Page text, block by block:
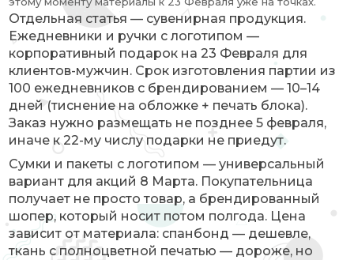
Отдельная статья — сувенирная продукция.
Ежедневники и ручки с логотипом —
корпоративный подарок на 23 Февраля для
клиентов-мужчин. Срок изготовления партии из
100 ежедневников с брендированием — 10–14
дней (тиснение на обложке + печать блока).
Заказ нужно размещать не позднее 5 февраля,
иначе к 22-му числу подарки не приедут.
Сумки и пакеты с логотипом — универсальный
вариант для акций 8 Марта. Покупательница
получает не просто товар, а брендированный
шопер, который носит потом полгода. Цена
зависит от материала: спанбонд — дешевле,
ткань с полноцветной печатью — дороже, но